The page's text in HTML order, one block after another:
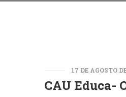
17 DE AGOSTO
CAU Educa-